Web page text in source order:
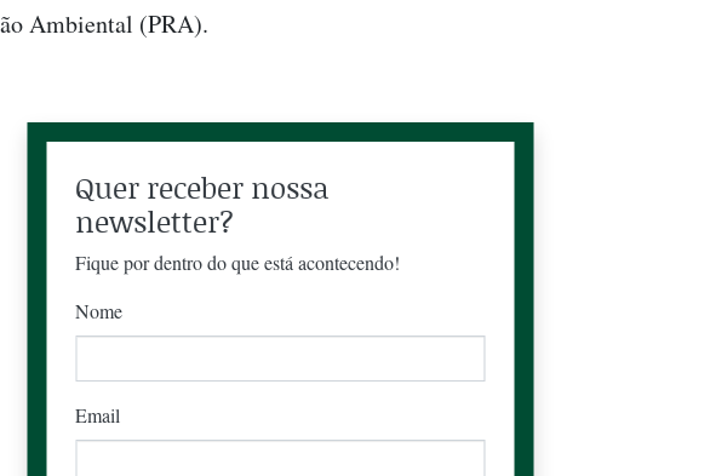
Ambiental (PRA).
Quer receber nossa
newsletter?
Fique por dentro do que está acontecendo!
Nome
Email